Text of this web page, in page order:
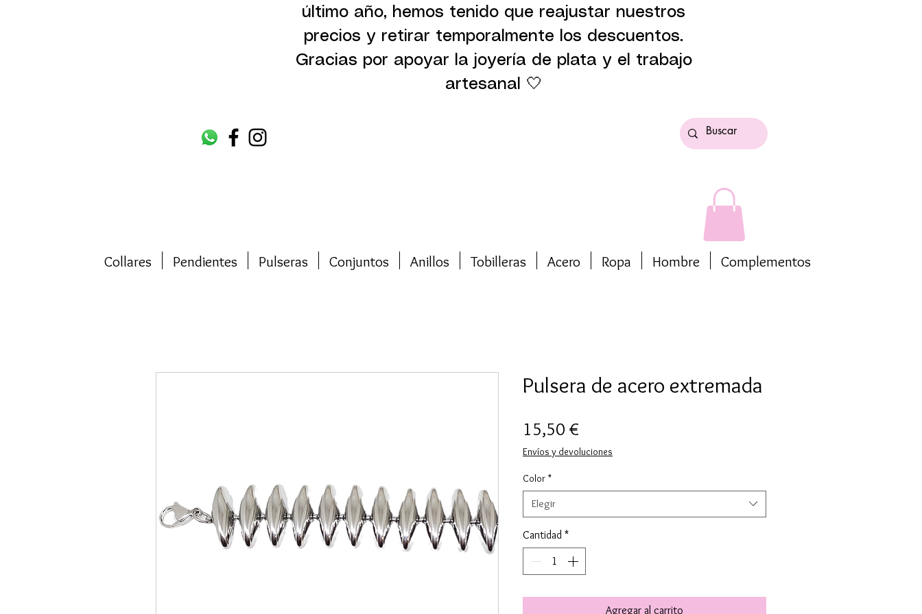
último año, hemos tenido que reajustar nuestros
precios y retirar temporalmente los descuentos.
Gracias por apoyar la joyería de plata y el trabajo
artesanal 🤍
Collares Pendientes Pulseras Conjuntos Anillos Tobilleras Acero Ropa Hombre Complementos
Pulsera de acero extremada
15,50 €
Envíos y devoluciones
Color *
Elegir
Cantidad *
Agregar al carrito